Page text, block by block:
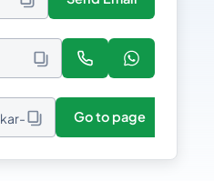
Go to page